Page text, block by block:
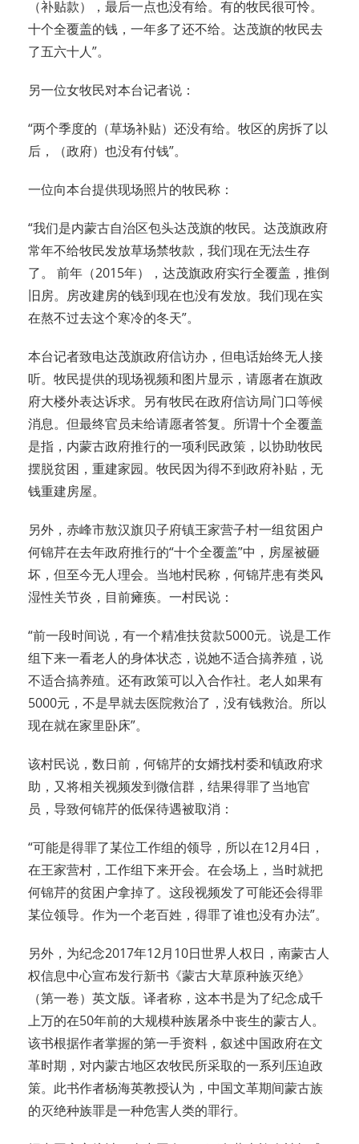
（补贴款），最后一点也没有给。有的牧民很可怜。
十个全覆盖的钱，一年多了还不给。达茂旗的牧民去
了五六十人”。
另一位女牧民对本台记者说：
“两个季度的（草场补贴）还没有给。牧区的房拆了以
后，（政府）也没有付钱”。
一位向本台提供现场照片的牧民称：
“我们是内蒙古自治区包头达茂旗的牧民。达茂旗政府
常年不给牧民发放草场禁牧款，我们现在无法生存
了。 前年（2015年），达茂旗政府实行全覆盖，推倒
旧房。房改建房的钱到现在也没有发放。我们现在实
在熬不过去这个寒冷的冬天”。
本台记者致电达茂旗政府信访办，但电话始终无人接
听。牧民提供的现场视频和图片显示，请愿者在旗政
府大楼外表达诉求。另有牧民在政府信访局门口等候
消息。但最终官员未给请愿者答复。所谓十个全覆盖
是指，内蒙古政府推行的一项利民政策，以协助牧民
摆脱贫困，重建家园。牧民因为得不到政府补贴，无
钱重建房屋。
另外，赤峰市敖汉旗贝子府镇王家营子村一组贫困户
何锦芹在去年政府推行的“十个全覆盖”中，房屋被砸
坏，但至今无人理会。当地村民称，何锦芹患有类风
湿性关节炎，目前瘫痪。一村民说：
“前一段时间说，有一个精准扶贫款5000元。说是工作
组下来一看老人的身体状态，说她不适合搞养殖，说
不适合搞养殖。还有政策可以入合作社。老人如果有
5000元，不是早就去医院救治了，没有钱救治。所以
现在就在家里卧床”。
该村民说，数日前，何锦芹的女婿找村委和镇政府求
助，又将相关视频发到微信群，结果得罪了当地官
员，导致何锦芹的低保待遇被取消：
“可能是得罪了某位工作组的领导，所以在12月4日，
在王家营村，工作组下来开会。在会场上，当时就把
何锦芹的贫困户拿掉了。这段视频发了可能还会得罪
某位领导。作为一个老百姓，得罪了谁也没有办法”。
另外，为纪念2017年12月10日世界人权日，南蒙古人
权信息中心宣布发行新书《蒙古大草原种族灭绝》
（第一卷）英文版。译者称，这本书是为了纪念成千
上万的在50年前的大规模种族屠杀中丧生的蒙古人。
该书根据作者掌握的第一手资料，叙述中国政府在文
革时期，对内蒙古地区农牧民所采取的一系列压迫政
策。此书作者杨海英教授认为，中国文革期间蒙古族
的灭绝种族罪是一种危害人类的罪行。